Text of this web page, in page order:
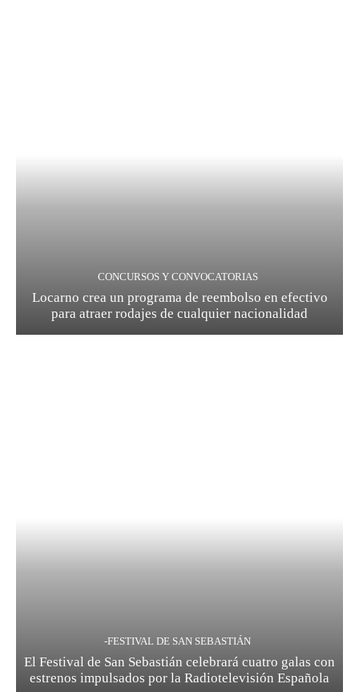
CONCURSOS Y CONVOCATORIAS
Locarno crea un programa de reembolso en efectivo
para atraer rodajes de cualquier nacionalidad
-FESTIVAL DE SAN SEBASTIÁN
El Festival de San Sebastián celebrará cuatro galas con
estrenos impulsados por la Radiotelevisión Española